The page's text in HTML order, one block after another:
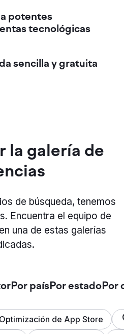
potentes
tecnológicas
sencilla y gratuita
la galería de
de búsqueda, tenemos
Encuentra el equipo de
una de estas galerías
Por paísPor estadoPor
Optimización de App Store